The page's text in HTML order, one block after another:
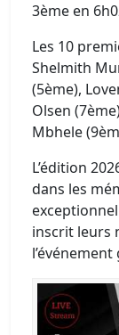
3ème en
Les 10
Shelmith
(5ème),
Olsen
Mbhele
L’édition
dans les
inscrit leurs